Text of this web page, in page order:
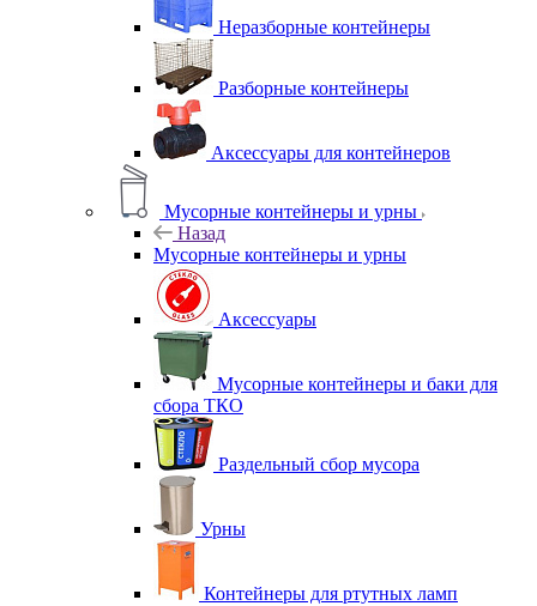
Неразборные контейнеры
Разборные контейнеры
Аксессуары для контейнеров
Мусорные контейнеры и урны
Назад
Мусорные контейнеры и урны
Аксессуары
Мусорные контейнеры и баки для
сбора ТКО
Раздельный сбор мусора
Урны
Контейнеры для ртутных ламп